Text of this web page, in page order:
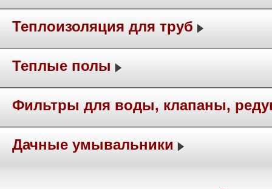
Теплоизоляция для труб
Теплые полы
Фильтры для воды, клапаны,
Дачные умывальники